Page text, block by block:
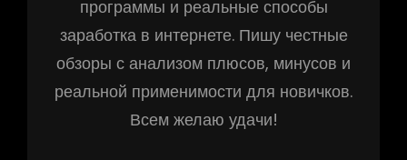
программы и реальные способы
заработка в интернете. Пишу честные
обзоры с анализом плюсов, минусов и
реальной применимости для новичков.
Всем желаю удачи!